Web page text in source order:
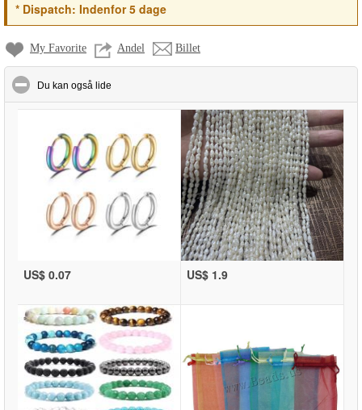
*Dispatch: Indenfor 5 dage
My Favorite Andel Billet
Du kan også lide
US$ 0.07 US$ 1.9